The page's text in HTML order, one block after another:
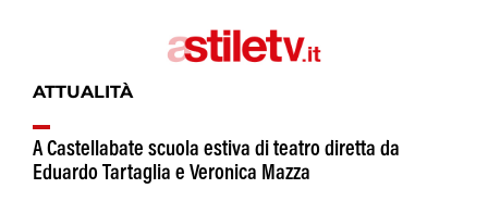
ATTUALITÀ
A Castellabate scuola estiva di teatro diretta da
Eduardo Tartaglia e Veronica Mazza